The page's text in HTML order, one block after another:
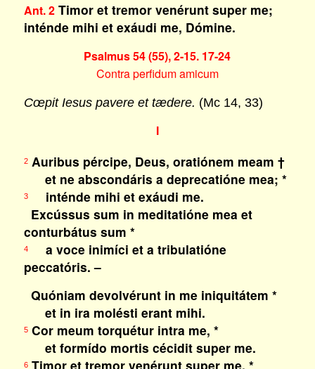
Ant. 2Timor et tremor venérunt super me;
inténde mihi et exáudi me, Dómine.
Psalmus 54 (55), 2-15. 17-24
Contra perfidum amicum
Cœpit Iesus pavere et tædere. (Mc 14, 33)
I
2Auribus pércipe, Deus, oratiónem meam †
et ne abscondáris a deprecatióne mea; *
3inténde mihi et exáudi me.
Excússus sum in meditatióne mea et
conturbátus sum *
4a voce inimíci et a tribulatióne
peccatóris. –
Quóniam devolvérunt in me iniquitátem *
et in ira molésti erant mihi.
5Cor meum torquétur intra me, *
et formído mortis cécidit super me.
6Timor et tremor venérunt super me, *